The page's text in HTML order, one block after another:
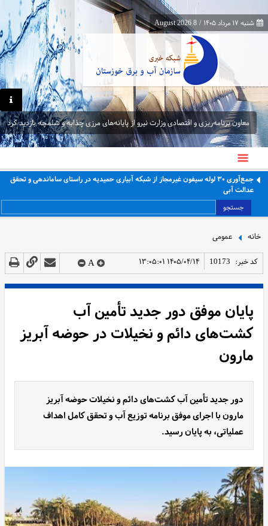
شنبه ۱۷ مرداد ۱۴۰۵ /
8 August 2026
معاون برنامه‌ریزی و اقتصادی وزارت نیرو از پایانه‌های مرزی چذابه و شلمچه بازدید کرد
جمع‌آوری ۳۰ لوله سیفون غیرمجاز از شبکه آبیاری حمیدیه در راستای ساماندهی و تحقق
عدالت آبی
جستجو
خانه عمومی
کد خبر: 10173 ۱۴۰۵/۰۴/۱۴ ۱۳:۰۵:۰۱ A
پایان موفق دور جدید تأمین آب
کشت‌های دائم و نخیلات در حوضه آبریز
مارون
دور جدید تأمین آب کشت‌های دائم و نخیلات حوضه آبریز
مارون با اجرای موفق برنامه توزیع آب و تحقق کامل اهداف
عملیاتی، به پایان رسید.